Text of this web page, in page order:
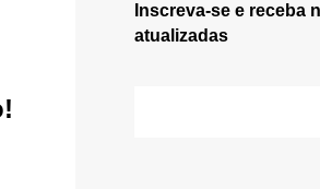
Inscreva-se e receba
atualizadas